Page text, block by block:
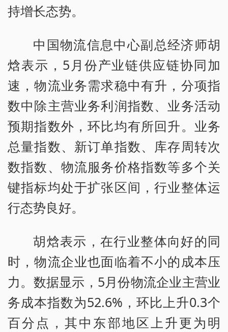
持增长态势。
中国物流信息中心副总经济师胡
焓表示，5月份产业链供应链协同加
速，物流业务需求稳中有升，分项指
数中除主营业务利润指数、业务活动
预期指数外，环比均有所回升。业务
总量指数、新订单指数、库存周转次
数指数、物流服务价格指数等多个关
键指标均处于扩张区间，行业整体运
行态势良好。
胡焓表示，在行业整体向好的同
时，物流企业也面临着不小的成本压
力。数据显示，5月份物流企业主营业
务成本指数为52.6%，环比上升0.3个
百分点，其中东部地区上升更为明